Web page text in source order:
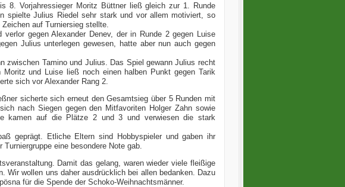
8. Vorjahressieger Moritz Büttner ließ gleich zur 1. Runde
spielte Julius Riedel sehr stark und vor allem motiviert, so
auf Turniersieg stellte.
gegen Alexander Denev, der in Runde 2 gegen Luise
Julius unterlegen gewesen, hatte aber nun auch gegen
zwischen Tamino und Julius. Das Spiel gewann Julius recht
und Luise ließ noch einen halben Punkt gegen Tarik
sich vor Alexander Rang 2.
sicherte sich erneut den Gesamtsieg über 5 Runden mit
nach Siegen gegen den Mitfavoriten Holger Zahn sowie
kamen auf die Plätze 2 und 3 und verwiesen die stark
geprägt. Etliche Eltern sind Hobbyspieler und gaben ihr
eine besondere Note gab.
Damit das gelang, waren wieder viele fleißige
Wir wollen uns daher ausdrücklich bei allen bedanken. Dazu
für die Spende der Schoko-Weihnachtsmänner.